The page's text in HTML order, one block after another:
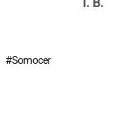
Somocer